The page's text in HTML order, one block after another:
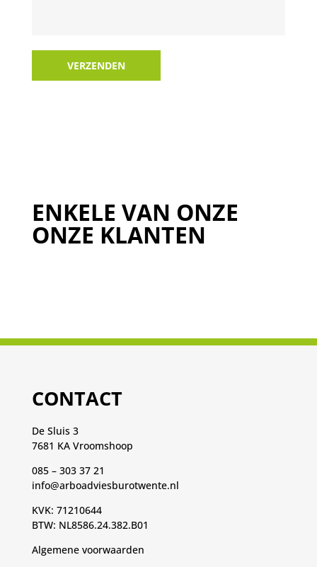
VERZENDEN
ENKELE VAN ONZE
ONZE KLANTEN
CONTACT
De Sluis 3
7681 KA Vroomshoop
085 – 303 37 21
info@arboadviesburotwente.nl
KVK: 71210644
BTW: NL8586.24.382.B01
Algemene voorwaarden